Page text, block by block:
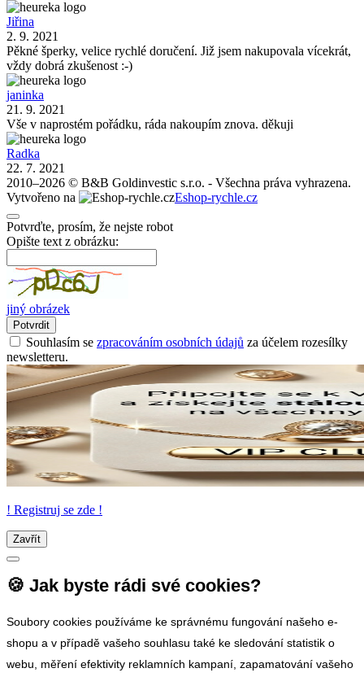
Jiřina
2. 9. 2021
Pěkné šperky, velice rychlé doručení. Již jsem nakupovala vícekrát,
vždy dobrá zkušenost :-)
janinka
21. 9. 2021
Vše v naprostém pořádku, ráda nakoupím znova. děkuji
Radka
22. 7. 2021
2010–2026 © B&B Goldinvestic s.r.o. - Všechna práva vyhrazena.
Vytvořeno na
Eshop-rychle.cz
Potvrďte, prosím, že nejste robot
Opište text z obrázku:
jiný obrázek
Potvrdit
Souhlasím se zpracováním osobních údajů za účelem rozesílky
newsletteru.
! Registruj se zde !
Zavřít
🍪 Jak byste rádi své cookies?
Soubory cookies používáme ke správnému fungování našeho e-
shopu a v případě vašeho souhlasu také ke sledování statistik o
webu, měření efektivity reklamních kampaní, zapamatování vašeho